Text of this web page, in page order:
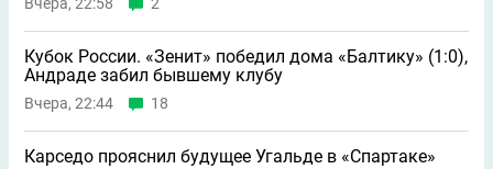
Вчера, 22:58 2
Кубок России. «Зенит» победил дома «Балтику» (1:0),
Андраде забил бывшему клубу
Вчера, 22:44 18
Карседо прояснил будущее Угальде в «Спартаке»